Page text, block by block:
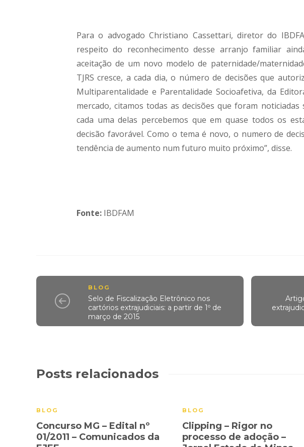
Para o advogado Christiano Cassettari, diretor do
respeito do reconhecimento desse arranjo familiar
aceitação de um novo modelo de paternidade/
TJRS cresce, a cada dia, o número de decisões que
Multiparentalidade e Parentalidade Socioafetiva, da
mercado, citamos todas as decisões que foram
cada uma delas percebemos que em quase todos os
decisão favorável. Como o tema é novo, o numero de
tendência de aumento num futuro muito próximo”, disse.
Fonte: IBDFAM
BLOG
Selo de Fiscalização Eletrônico nos
cartórios extrajudiciais: a partir de 1º de
março de 2015
Posts relacionados
BLOG
Concurso MG – Edital nº
01/2011 – Comunicados da
BLOG
Clipping – Rigor no
processo de adoção –